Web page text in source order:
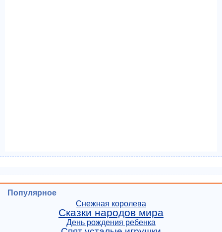
Популярное
Снежная королева
Сказки народов мира
День рождения ребенка